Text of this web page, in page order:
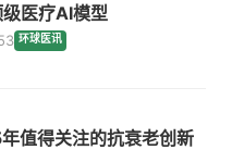
医疗AI模型
环球医讯
值得关注的抗衰老创新